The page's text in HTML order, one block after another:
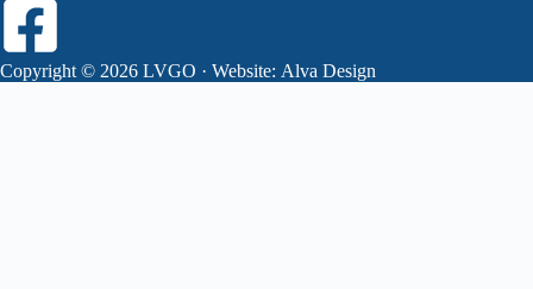
Copyright © 2026 LVGO · Website: Alva Design